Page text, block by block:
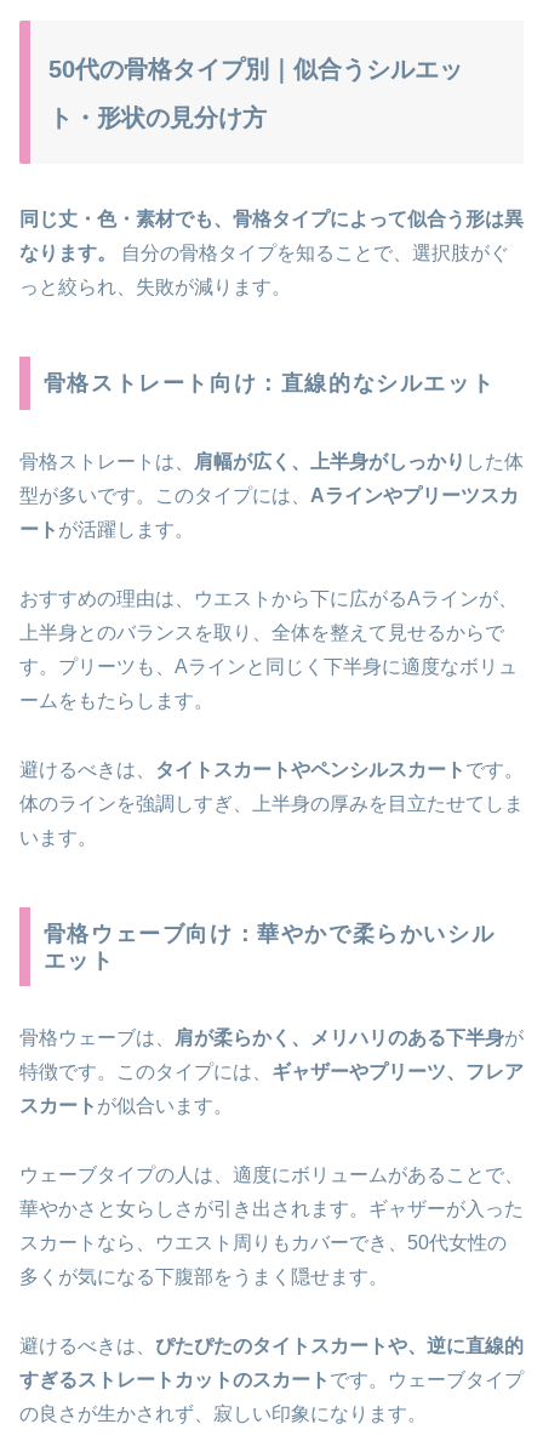
50代の骨格タイプ別｜似合うシルエッ
ト・形状の見分け方
同じ丈・色・素材でも、骨格タイプによって似合う形は異
なります。
自分の骨格タイプを知ることで、選択肢がぐ
っと絞られ、失敗が減ります。
骨格ストレート向け：直線的なシルエット
骨格ストレートは、 肩幅が広く、上半身がしっかり した体
型が多いです。このタイプには、 Aラインやプリーツスカ
ート が活躍します。
おすすめの理由は、ウエストから下に広がるAラインが、
上半身とのバランスを取り、全体を整えて見せるからで
す。プリーツも、Aラインと同じく下半身に適度なボリュ
ームをもたらします。
避けるべきは、 タイトスカートやペンシルスカート です。
体のラインを強調しすぎ、上半身の厚みを目立たせてしま
います。
骨格ウェーブ向け：華やかで柔らかいシル
エット
骨格ウェーブは、 肩が柔らかく、メリハリのある下半身が
特徴です。このタイプには、 ギャザーやプリーツ、フレア
スカート が似合います。
ウェーブタイプの人は、適度にボリュームがあることで、
華やかさと女らしさが引き出されます。ギャザーが入った
スカートなら、ウエスト周りもカバーでき、50代女性の
多くが気になる下腹部をうまく隠せます。
避けるべきは、 ぴたぴたのタイトスカートや、逆に直線的
すぎるストレートカットのスカート です。ウェーブタイプ
の良さが生かされず、寂しい印象になります。